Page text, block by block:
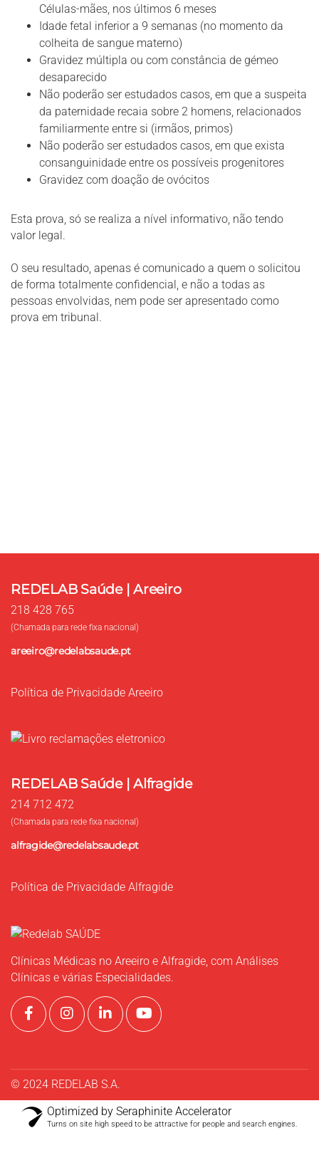
Células-mães, nos últimos 6 meses
Idade fetal inferior a 9 semanas (no momento da
colheita de sangue materno)
Gravidez múltipla ou com constância de gémeo
desaparecido
Não poderão ser estudados casos, em que a suspeita
da paternidade recaia sobre 2 homens, relacionados
familiarmente entre si (irmãos, primos)
Não poderão ser estudados casos, em que exista
consanguinidade entre os possíveis progenitores
Gravidez com doação de ovócitos
Esta prova, só se realiza a nível informativo, não tendo
valor legal.
O seu resultado, apenas é comunicado a quem o solicitou
de forma totalmente confidencial, e não a todas as
pessoas envolvidas, nem pode ser apresentado como
prova em tribunal.
REDELAB Saúde | Areeiro
218 428 765
(Chamada para rede fixa nacional)
areeiro@redelabsaude.pt
Política de Privacidade Areeiro
REDELAB Saúde | Alfragide
214 712 472
(Chamada para rede fixa nacional)
alfragide@redelabsaude.pt
Política de Privacidade Alfragide
Clínicas Médicas no Areeiro e Alfragide, com Análises
Clínicas e várias Especialidades.
© 2024 REDELAB S.A.
Optimized by Seraphinite Accelerator
Turns on site high speed to be attractive for people and search engines.